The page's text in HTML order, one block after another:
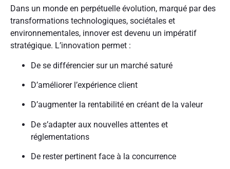
Dans un monde en perpétuelle évolution, marqué par des
transformations technologiques, sociétales et
environnementales, innover est devenu un impératif
stratégique. L’innovation permet :
De se différencier sur un marché saturé
D’améliorer l’expérience client
D’augmenter la rentabilité en créant de la valeur
De s’adapter aux nouvelles attentes et
réglementations
De rester pertinent face à la concurrence